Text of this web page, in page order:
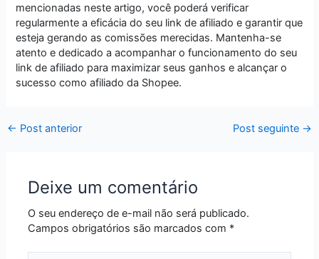
mencionadas neste artigo, você poderá verificar
regularmente a eficácia do seu link de afiliado e garantir que
esteja gerando as comissões merecidas. Mantenha-se
atento e dedicado a acompanhar o funcionamento do seu
link de afiliado para maximizar seus ganhos e alcançar o
sucesso como afiliado da Shopee.
← Post anterior Post seguinte →
Deixe um comentário
O seu endereço de e-mail não será publicado.
Campos obrigatórios são marcados com *